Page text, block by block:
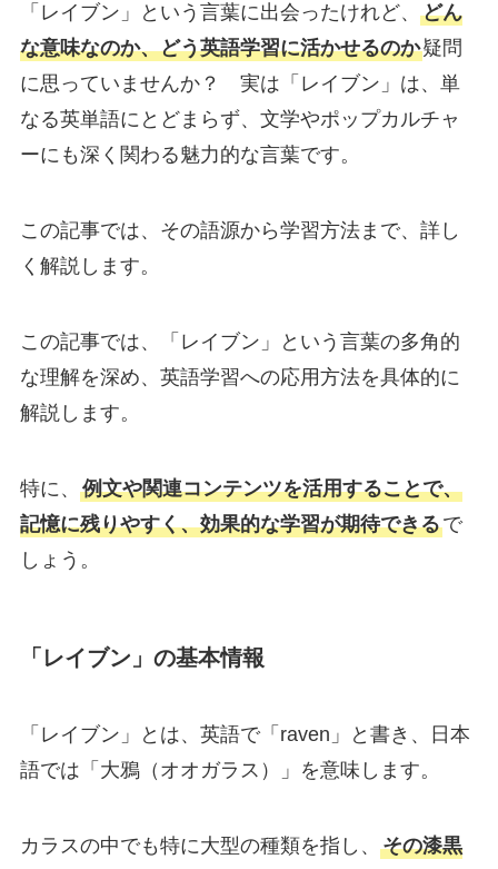
「レイブン」という言葉に出会ったけれど、 どん
な意味なのか、どう英語学習に活かせるのか疑問
に思っていませんか？ 実は「レイブン」は、単
なる英単語にとどまらず、文学やポップカルチャ
ーにも深く関わる魅力的な言葉です。
この記事では、その語源から学習方法まで、詳し
く解説します。
この記事では、「レイブン」という言葉の多角的
な理解を深め、英語学習への応用方法を具体的に
解説します。
特に、 例文や関連コンテンツを活用することで、
記憶に残りやすく、効果的な学習が期待できるで
しょう。
「レイブン」の基本情報
「レイブン」とは、英語で「raven」と書き、日本
語では「大鴉（オオガラス）」を意味します。
カラスの中でも特に大型の種類を指し、 その漆黒